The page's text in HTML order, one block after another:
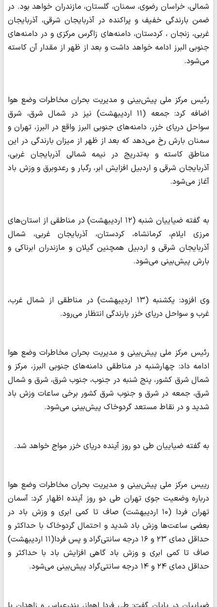
شمالی، خراسان رضوی، سمنان، گلستان، مازندران خواهد بود. در
ضمن بارندگی خفیف و پراکنده در آذربایجان شرقی، آذربایجان
غربی، زنجان ، کردستان، دامنه‌های زاگرس مرکزی و در دامنه‌های
جنوبی البرز ادامه خواهد داشت و بعد از ظهر از مقدار آن کاسته
می‌شود.
رئیس مرکز ملی پیش‌بینی و مدیریت بحران مخاطرات وضع هوا
اضافه کرد: جمعه (۱۱ اردیبهشت) نیز در شمال شرق، شرق
سواحل دریای خزر، دامنه‌های جنوبی البرز واقع در البرز، تهران و
سمنان بارش رخ می‌دهد که بعد از ظهر از میزان بارندگی در این
مناطق کاسته و به‌تدریج در نیمه شمالی آذربایجان غربی،
آذربایجان شرقی و اردبیل افزایش ابر، رگبار و رعدوبرق و وزش باد
آغاز می‌شود.
به گفته ضیاییان شنبه (۱۲ اردیبهشت) در مناطقی از استان‌های
مرزی ایلام، کرمانشاه، کردستان، آذربایجان غربی، شمال
آذربایجان شرقی و اردبیل همچنین گیلان و مازندران ابرناکی و
بارش پیش‌بینی می‌شود.
وی افزود: یکشنبه (۱۳ اردیبهشت) در مناطقی از شمال غرب،
غرب و سواحل دریای خزر بارندگی انتظار می‌رود.
رئیس مرکز ملی پیش‌بینی و مدیریت بحران مخاطرات وضع هوا
ادامه داد: چهارشنبه در مناطقی دامنه‌های جنوبی البرز، مرکز و
شمال شرق کشور، پنج شنبه در جنوب، جنوب شرق، شرق و شمال
شرق، جمعه در شرق و جنوب شرق کشور برخی ساعات وزش باد
شدید و در نقاط مستعد گردوخاک پیش‌بینی می‌شود.
به گفته ضیاییان طی دو روز آینده دریای خزر مواج خواهد شد.
رییس مرکز ملی پیش‌بینی و مدیریت بحران مخاطرات وضع هوا
درباره وضعیت جوی تهران طی دو روز آینده اظهار کرد: آسمان
تهران فردا (۱۰ اردیبهشت) صاف تا کمی ابری و وزش باد در
بعضی ساعت‌ها وزش باد شدید و احتمال گردوخاک با حداکثر و
حداقل دمای ۲۳ و ۱۶ درجه سانتی‌گراد و پس فردا(۱۱ اردیبهشت)
صاف تا کمی ابری و وزش باد گاهی افزایش باد با حداکثر و
حداقل دمای ۲۴ و ۱۴ درجه سانتی‌گراد پیش‌بینی می‌شود.